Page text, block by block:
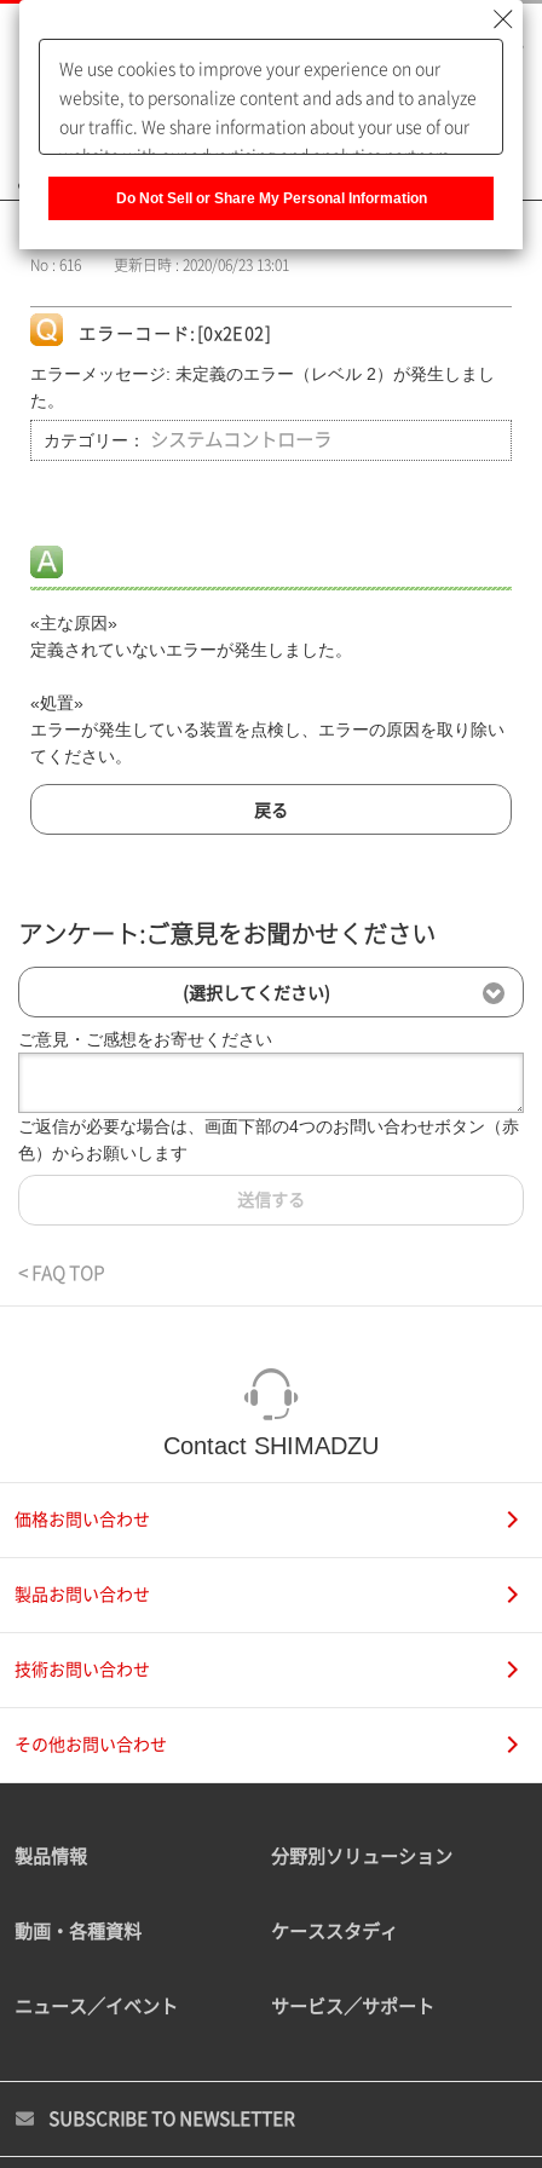
よくあるご質問（FAQ）
No : 616 更新日時 : 2020/06/23 13:01
エラーコード:[0x2E02]
エラーメッセージ: 未定義のエラー（レベル 2）が発生しまし
た。
カテゴリー： システムコントローラ
«主な原因»
定義されていないエラーが発生しました。
«処置»
エラーが発生している装置を点検し、エラーの原因を取り除い
てください。
戻る
アンケート:ご意見をお聞かせください
(選択してください)
ご意見・ご感想をお寄せください
ご返信が必要な場合は、画面下部の4つのお問い合わせボタン（赤
色）からお願いします
送信する
< FAQ TOP
Contact SHIMADZU
価格お問い合わせ
製品お問い合わせ
技術お問い合わせ
その他お問い合わせ
製品情報 分野別ソリューション
動画・各種資料 ケーススタディ
ニュース／イベント サービス／サポート
SUBSCRIBE TO NEWSLETTER
We use cookies to improve your experience on our
website, to personalize content and ads and to analyze
our traffic. We share information about your use of our
website with our advertising and analytics partners,
of our sharing information about you with our partners.
Information] to customize your cookie settings on our
Do Not Sell or Share My Personal Information